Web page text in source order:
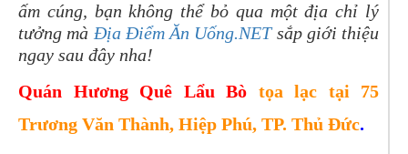
ấm cúng, bạn không thể bỏ qua một địa chỉ lý
tưởng mà Địa Điểm Ăn Uống.NETsắp giới thiệu
ngay sau đây nha!
Quán Hương Quê Lẩu Bò tọa lạc tại 75
Trương Văn Thành, Hiệp Phú, TP. Thủ Đức.